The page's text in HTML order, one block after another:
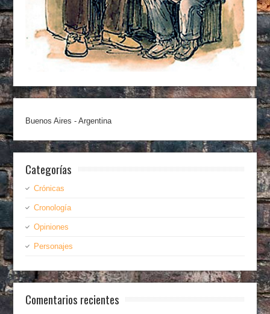
Buenos Aires - Argentina
Categorías
Crónicas
Cronología
Opiniones
Personajes
Comentarios recientes